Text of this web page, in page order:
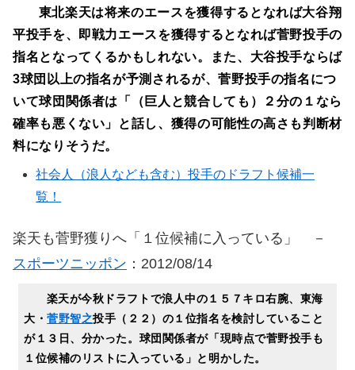
東北楽天は将来のエースを獲得するとなれば大谷翔
平投手を、即戦力エースを獲得するとなれば菅野投手の
指名となってくるかもしれない。また、大谷投手ならば
3球団以上の指名が予測されるが、菅野投手の指名につ
いて球団関係者は「（巨人と競合しても）２分の１なら
確率も悪くない」と話し、獲得の可能性の高さも判断材
料になりそうだ。
社会人（浪人なども含む）投手のドラフト候補一
覧！
楽天も菅野獲りへ「１位候補に入っている」 －
スポーツニッポン ：2012/08/14
楽天が今秋ドラフトで浪人中の１５７キロ右腕、東海
大・菅野智之投手（２２）の１位指名を検討していること
が１３日、分かった。球団関係者が「現時点で菅野投手も
１位候補のリストに入っている」と明かした。